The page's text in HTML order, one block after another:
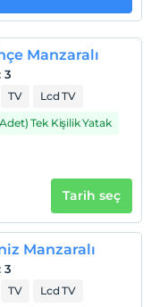
Manzaralı
3
TV Lcd TV
Tek Kişilik Yatak
Tarih seç
Manzaralı
3
TV Lcd TV